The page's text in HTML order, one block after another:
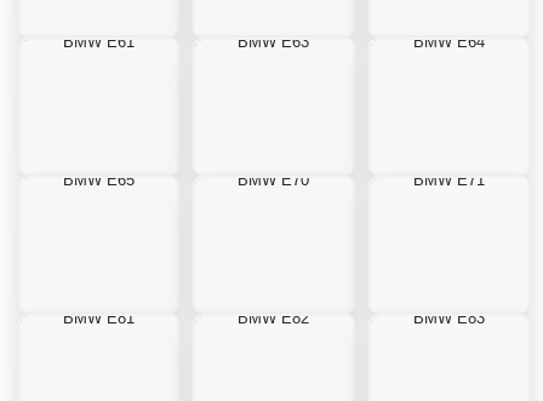
BMW E61 BMW E63 BMW E64
BMW E65 BMW E70 BMW E71
BMW E81 BMW E82 BMW E83